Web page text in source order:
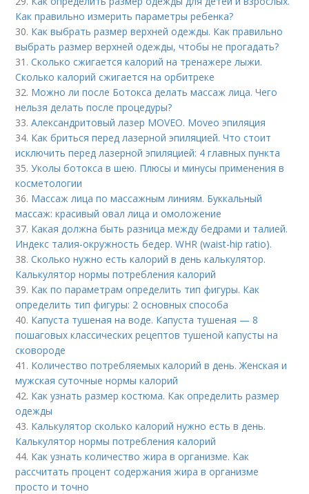
Как правильно измерить параметры ребенка?
30. Как выбрать размер верхней одежды. Как правильно
выбрать размер верхней одежды, чтобы не прогадать?
31.Сколько сжигается калорий на тренажере лыжи.
Сколько калорий сжигается на орбитреке
32. Можно ли после Ботокса делать массаж лица. Чего
нельзя делать после процедуры?
33.Александритовый лазер MOVEO. Moveo эпиляция
34. Как бриться перед лазерной эпиляцией. Что стоит
исключить перед лазерной эпиляцией: 4 главных пункта
35.Уколы ботокса в шею. Плюсы и минусы применения в
косметологии
36. Массаж лица по массажным линиям. Буккальный
массаж: красивый овал лица и омоложение
37. Какая должна быть разница между бедрами и талией.
Индекс талия-окружность бедер. WHR (waist-hip ratio).
38.Сколько нужно есть калорий в день калькулятор.
Калькулятор нормы потребления калорий
39. Как по параметрам определить тип фигуры. Как
определить тип фигуры: 2 основных способа
40. Капуста тушеная на воде. Капуста тушеная — 8
пошаговых классических рецептов тушеной капусты на
сковороде
41. Количество потребляемых калорий в день. Женская и
мужская суточные нормы калорий
42. Как узнать размер костюма. Как определить размер
одежды
43. Калькулятор сколько калорий нужно есть в день.
Калькулятор нормы потребления калорий
44. Как узнать количество жира в организме. Как
рассчитать процент содержания жира в организме
просто и точно